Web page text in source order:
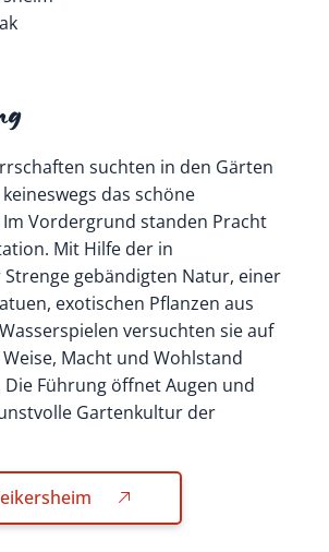
suchten in den Gärten
das schöne
Vordergrund standen Pracht
Mit Hilfe der in
gebändigten Natur, einer
exotischen Pflanzen aus
versuchten sie auf
Macht und Wohlstand
Führung öffnet Augen und
Gartenkultur der